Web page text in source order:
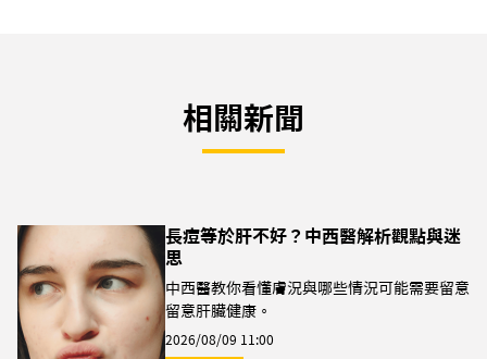
相關新聞
長痘等於肝不好？中西醫解析觀點與迷
思
中西醫教你看懂膚況與哪些情況可能需要留意
留意肝臟健康。
2026/08/09 11:00